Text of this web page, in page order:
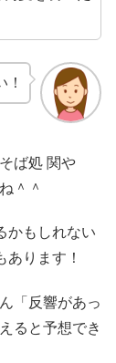
ば処 関や
＾＾
かもしれない
あります！
「反響があっ
ると予想でき